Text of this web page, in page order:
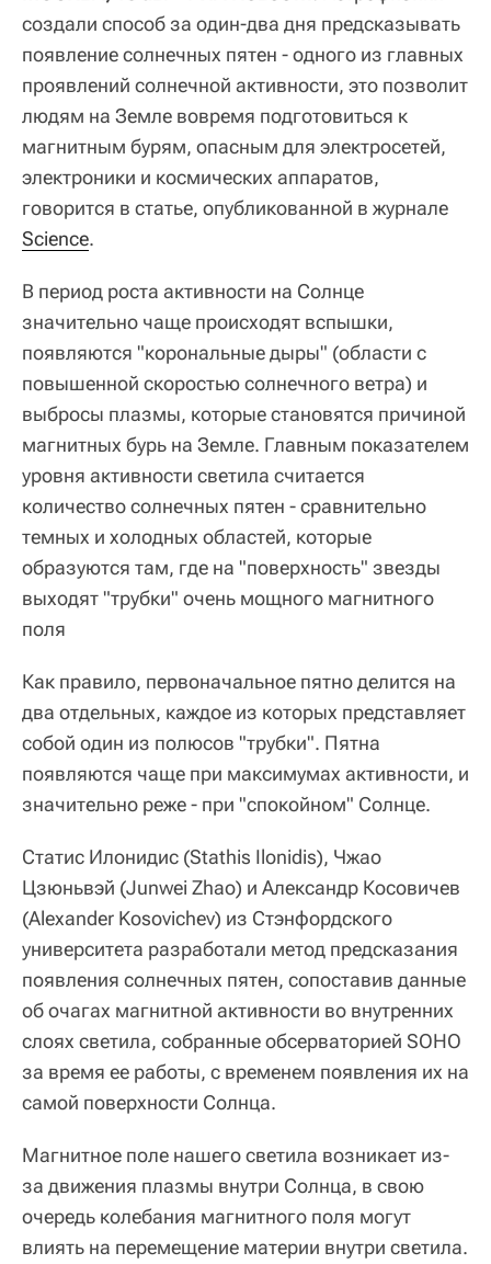
создали способ за один-два дня предсказывать
появление солнечных пятен - одного из главных
проявлений солнечной активности, это позволит
людям на Земле вовремя подготовиться к
магнитным бурям, опасным для электросетей,
электроники и космических аппаратов,
говорится в статье, опубликованной в журнале
Science.
В период роста активности на Солнце
значительно чаще происходят вспышки,
появляются "корональные дыры" (области с
повышенной скоростью солнечного ветра) и
выбросы плазмы, которые становятся причиной
магнитных бурь на Земле. Главным показателем
уровня активности светила считается
количество солнечных пятен - сравнительно
темных и холодных областей, которые
образуются там, где на "поверхность" звезды
выходят "трубки" очень мощного магнитного
поля
Как правило, первоначальное пятно делится на
два отдельных, каждое из которых представляет
собой один из полюсов "трубки". Пятна
появляются чаще при максимумах активности, и
значительно реже - при "спокойном" Солнце.
Статис Илонидис (Stathis Ilonidis), Чжао
Цзюньвэй (Junwei Zhao) и Александр Косовичев
(Alexander Kosovichev) из Стэнфордского
университета разработали метод предсказания
появления солнечных пятен, сопоставив данные
об очагах магнитной активности во внутренних
слоях светила, собранные обсерваторией SOHO
за время ее работы, с временем появления их на
самой поверхности Солнца.
Магнитное поле нашего светила возникает из-
за движения плазмы внутри Солнца, в свою
очередь колебания магнитного поля могут
влиять на перемещение материи внутри светила.